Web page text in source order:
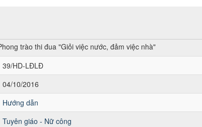
trào thi đua "Giỏi việc nước, đảm việc nhà"
39/HD-LĐLĐ
04/10/2016
Hướng dẫn
Tuyên giáo - Nữ công